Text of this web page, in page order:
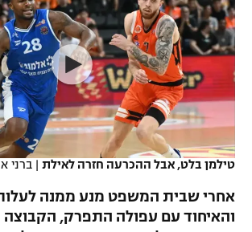
VOD
רץ ברשת
תוצאות
לוח שידורים
נבחרת ישראל
מכבי חיפה
בית"ר ירושלים
מכבי תל אביב
הפועל תל אביב
הפועל חיפה
ליגה ספרדית
ליגה איטלקית
ליגה צרפתית
ליגה הולנדית
ליגה טורקית
כדורסל נשים
מכבי תל אביב
הפועל חולון
הפועל ירושלים
דני אבדיה
יורוליג
יורוקאפ
טניס
כדוריד
כדורעף
שחייה
ג'ודו
טילמן בלט, אבל ההכרעה חזרה לאילת | ברני
אחרי שבית המשפט מנע ממנה
והאיחוד עם עפולה התפרק, הקבוצה